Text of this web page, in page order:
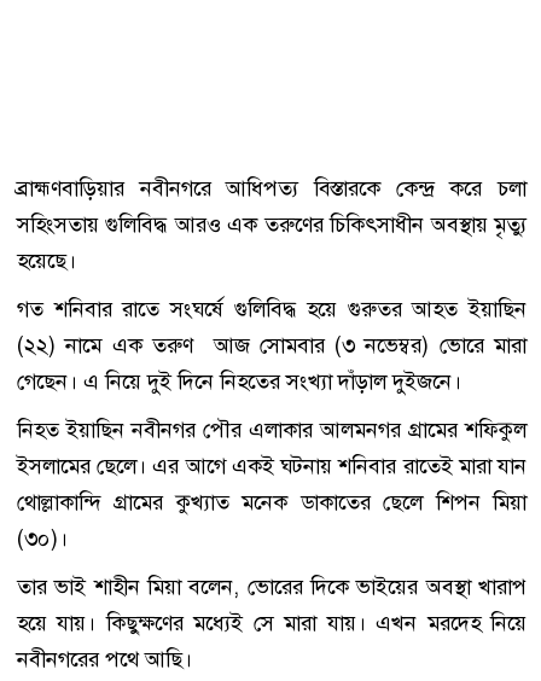
ব্রাহ্মণবাড়িয়ার নবীনগরে আধিপত্য বিস্তারকে কেন্দ্র করে চলা
সহিংসতায় গুলিবিদ্ধ আরও এক তরুণের চিকিৎসাধীন অবস্থায় মৃত্যু
হয়েছে।
গত শনিবার রাতে সংঘর্ষে গুলিবিদ্ধ হয়ে গুরুতর আহত ইয়াছিন
(২২) নামে এক তরুণ আজ সোমবার (৩ নভেম্বর) ভোরে মারা
গেছেন। এ নিয়ে দুই দিনে নিহতের সংখ্যা দাঁড়াল দুইজনে।
নিহত ইয়াছিন নবীনগর পৌর এলাকার আলমনগর গ্রামের শফিকুল
ইসলামের ছেলে। এর আগে একই ঘটনায় শনিবার রাতেই মারা যান
থোল্লাকান্দি গ্রামের কুখ্যাত মনেক ডাকাতের ছেলে শিপন মিয়া
(৩০)।
তার ভাই শাহীন মিয়া বলেন, ভোরের দিকে ভাইয়ের অবস্থা খারাপ
হয়ে যায়। কিছুক্ষণের মধ্যেই সে মারা যায়। এখন মরদেহ নিয়ে
নবীনগরের পথে আছি।